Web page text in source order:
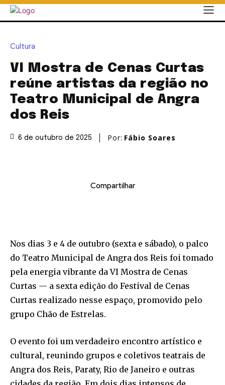
Cultura
VI Mostra de Cenas Curtas
reúne artistas da região no
Teatro Municipal de Angra
dos Reis
6 de outubro de 2025 Por: Fábio Soares
Compartilhar
Nos dias 3 e 4 de outubro (sexta e sábado), o palco
do Teatro Municipal de Angra dos Reis foi tomado
pela energia vibrante da VI Mostra de Cenas
Curtas — a sexta edição do Festival de Cenas
Curtas realizado nesse espaço, promovido pelo
grupo Chão de Estrelas.
O evento foi um verdadeiro encontro artístico e
cultural, reunindo grupos e coletivos teatrais de
Angra dos Reis, Paraty, Rio de Janeiro e outras